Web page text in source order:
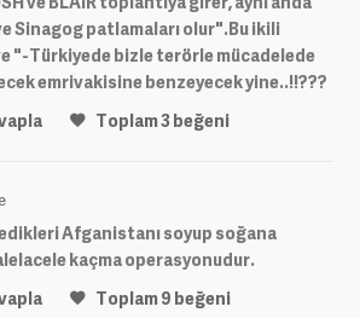
Sinagog patlamaları olur".Bu ikili
"-Türkiyede bizle terörle mücadelede
emrivakisine benzeyecek yine..!!???
Toplam3beğeni
Afganistanı soyup soğana
kaçma operasyonudur.
Toplam9 beğeni